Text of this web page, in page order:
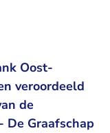
Oost-
veroordeeld
de
De Graafschap